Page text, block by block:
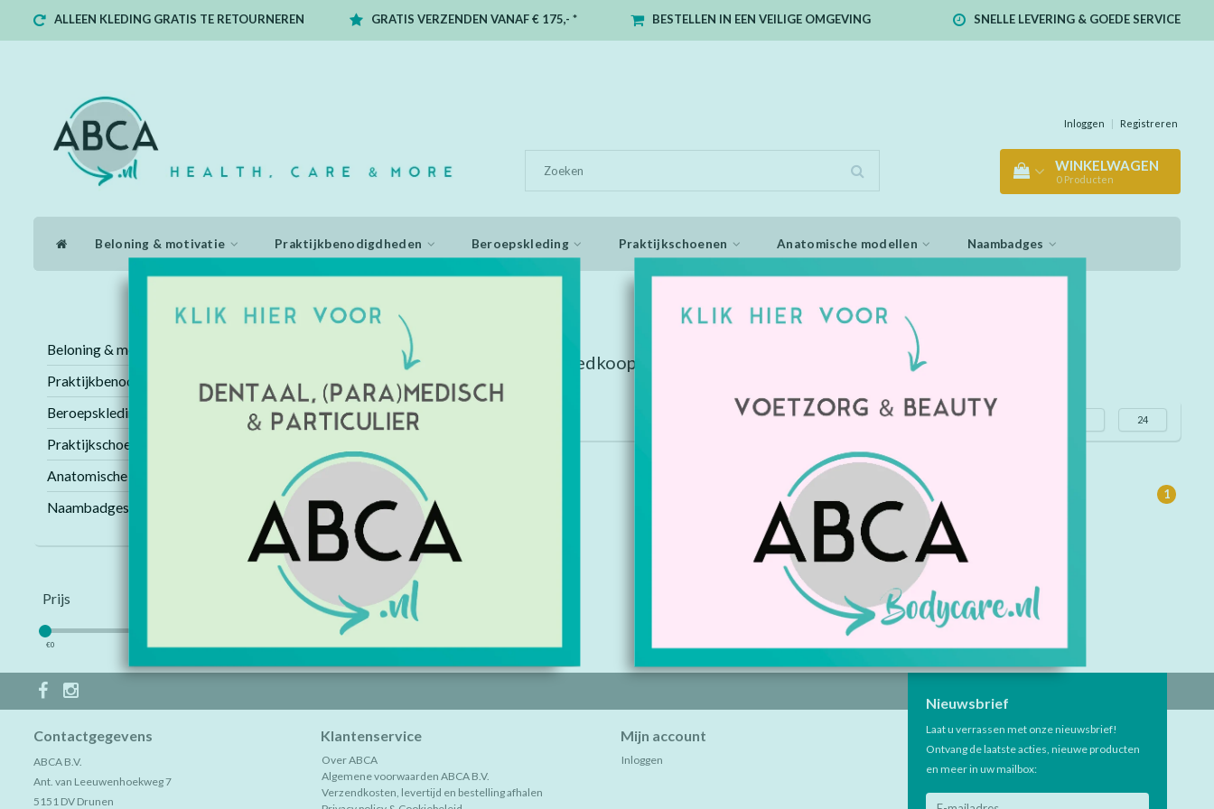
ALLEEN KLEDING GRATIS TE RETOURNEREN GRATIS VERZENDEN VANAF € 175,- * BESTELLEN IN EEN VEILIGE OMGEVING SNELLE LEVERING & GOEDE SERVICE
Inloggen | Registreren
WINKELWAGEN
0 Producten
Beloning & motivatie Praktijkbenodigdheden Beroepskleding Praktijkschoenen Anatomische modellen Naambadges
Beloning & motivatie
Praktijkbenodigdheden
Beroepskleding
Praktijkschoenen
Anatomische modellen
Naambadges
Prijs
€0 €5
Home /Tags/ FFP2 goedkoop
Producten getagd met FFP2 goedkoop
24
Geen producten gevonden!...
1
Contactgegevens
ABCA B.V.
Ant. van Leeuwenhoekweg 7
5151 DV Drunen
Klantenservice
Over ABCA
Algemene voorwaarden ABCA B.V.
Verzendkosten, levertijd en bestelling afhalen
Mijn account
Inloggen
Nieuwsbrief
Laat u verrassen met onze nieuwsbrief!
Ontvang de laatste acties, nieuwe producten
en meer in uw mailbox: